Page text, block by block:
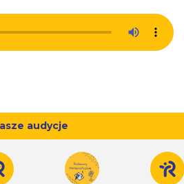
audycje